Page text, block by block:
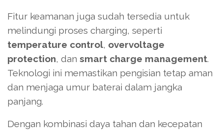
Fitur keamanan juga sudah tersedia untuk
melindungi proses charging, seperti
temperature control, overvoltage
protection, dan smart charge management.
Teknologi ini memastikan pengisian tetap aman
dan menjaga umur baterai dalam jangka
panjang.
Dengan kombinasi daya tahan dan kecepatan